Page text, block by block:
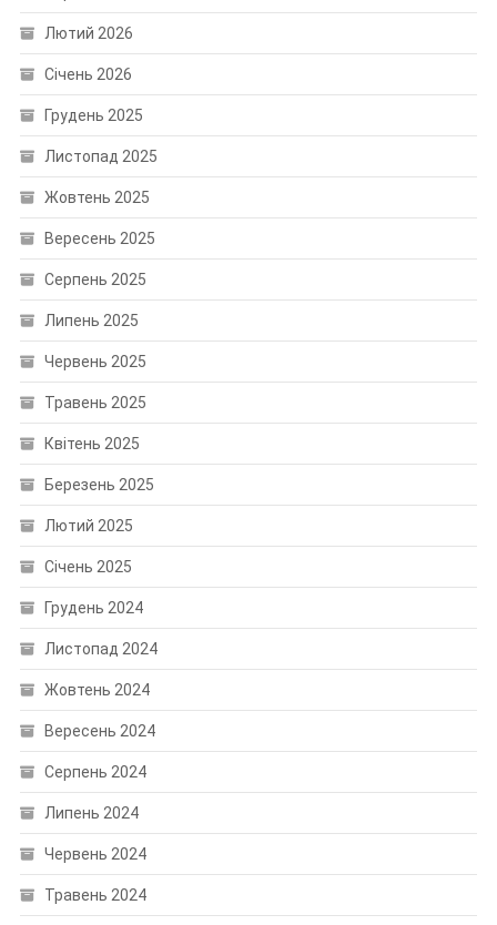
Лютий 2026
Січень 2026
Грудень 2025
Листопад 2025
Жовтень 2025
Вересень 2025
Серпень 2025
Липень 2025
Червень 2025
Травень 2025
Квітень 2025
Березень 2025
Лютий 2025
Січень 2025
Грудень 2024
Листопад 2024
Жовтень 2024
Вересень 2024
Серпень 2024
Липень 2024
Червень 2024
Травень 2024